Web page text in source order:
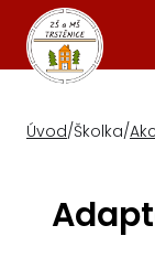
Úvod/Školka/